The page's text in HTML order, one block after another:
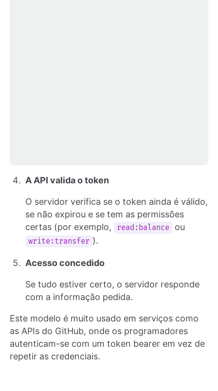
A API valida o token
O servidor verifica se o token ainda é válido,
se não expirou e se tem as permissões
certas (por exemplo,
read:balance ou
write:transfer ).
Acesso concedido
Se tudo estiver certo, o servidor responde
com a informação pedida.
Este modelo é muito usado em serviços como
as APIs do GitHub, onde os programadores
autenticam-se com um token bearer em vez de
repetir as credenciais.